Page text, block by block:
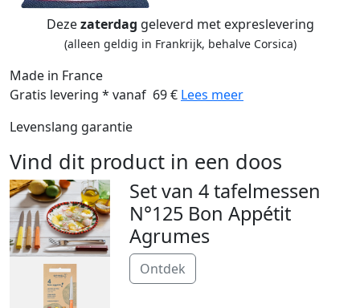
Dezezaterdag geleverd met expreslevering
(alleen geldig in Frankrijk, behalve Corsica)
Made in France
Gratis levering * vanaf 69 € Lees meer
Levenslang garantie
Vind dit product in een doos
Set van 4 tafelmessen
N°125 Bon Appétit
Agrumes
Ontdek